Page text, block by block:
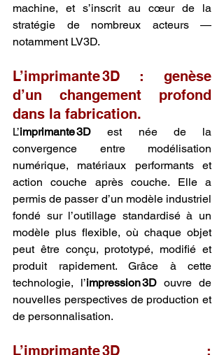
machine, et s’inscrit au cœur de la
stratégie de nombreux acteurs —
notamment LV3D.
L’imprimante 3D : genèse
d’un changement profond
dans la fabrication.
L’imprimante 3D est née de la
convergence entre modélisation
numérique, matériaux performants et
action couche après couche. Elle a
permis de passer d’un modèle industriel
fondé sur l’outillage standardisé à un
modèle plus flexible, où chaque objet
peut être conçu, prototypé, modifié et
produit rapidement. Grâce à cette
technologie, l’impression 3D ouvre de
nouvelles perspectives de production et
de personnalisation.
L’imprimante 3D :